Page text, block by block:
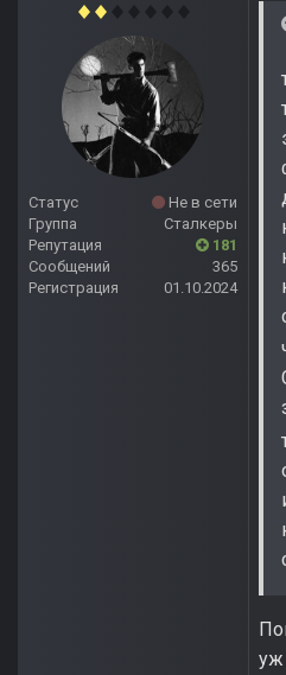
Статус
Не в сети
Группа
Сталкеры
Репутация
181
Сообщений
365
Регистрация
01.10.2024
уж